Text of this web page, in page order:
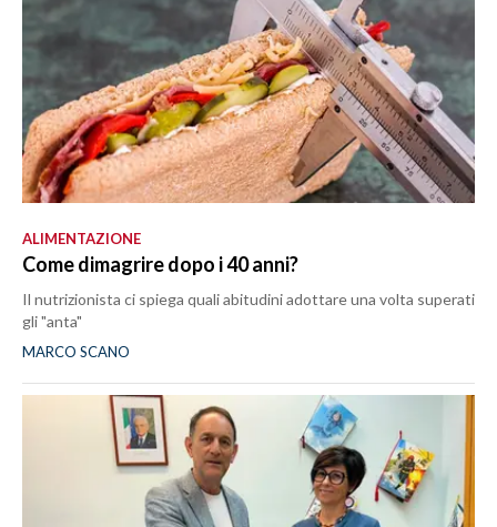
ALIMENTAZIONE
Come dimagrire dopo i 40 anni?
Il nutrizionista ci spiega quali abitudini adottare una volta superati
gli "anta"
MARCO SCANO